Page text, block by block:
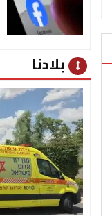
height بلادنا